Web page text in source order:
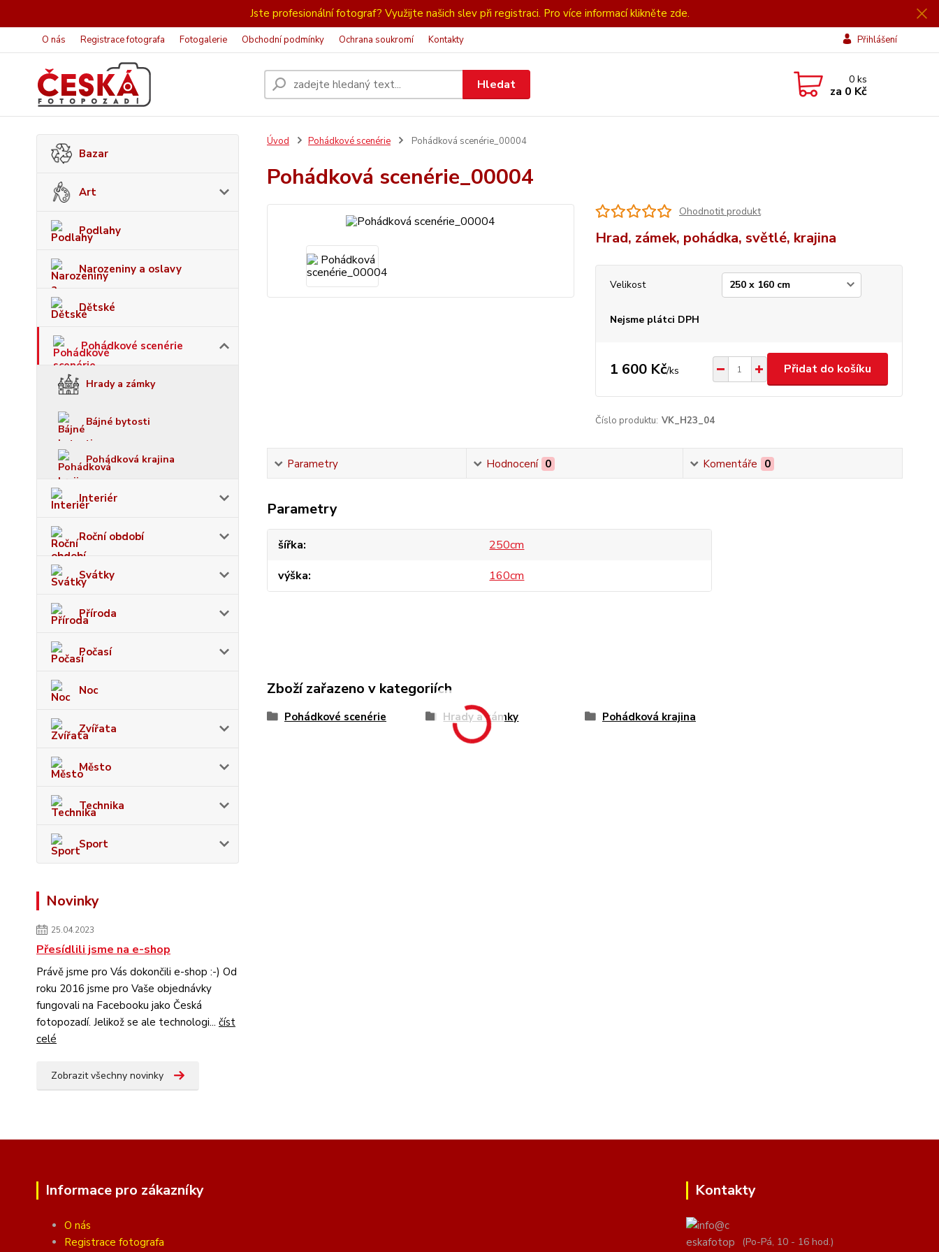
Jste profesionální fotograf? Využijte našich slev při registraci. Pro více informací klikněte zde.
O nás Registrace fotografa Fotogalerie Obchodní podmínky Ochrana soukromí Kontakty Přihlášení
Hledat 0ks
za 0 Kč
Bazar
Art
Podlahy
Narozeniny a oslavy
Dětské
Pohádkové scenérie
Hrady a zámky
Bájné bytosti
Pohádková krajina
Interiér
Roční období
Svátky
Příroda
Počasí
Noc
Zvířata
Město
Technika
Sport
Novinky
25.04.2023
Přesídlili jsme na e-shop
Právě jsme pro Vás dokončili e-shop :-) Od
roku 2016 jsme pro Vaše objednávky
fungovali na Facebooku jako Česká
fotopozadí. Jelikož se ale technologi... číst
celé
Zobrazit všechny novinky
Úvod Pohádkové scenérie Pohádková scenérie_00004
Pohádková scenérie_00004
Ohodnotit produkt
Hrad, zámek, pohádka, světlé, krajina
Velikost
Nejsme plátci DPH
1 600 Kč/ks Přidat do košíku
Číslo produktu: VK_H23_04
Parametry Hodnocení 0 Komentáře 0
Parametry
šířka
250cm
výška
160cm
Zboží zařazeno v kategoriích
Pohádkové scenérie Hrady a zámky Pohádková krajina
Informace pro zákazníky
O nás
Registrace fotografa
Kontakty
(Po-Pá, 10 - 16 hod.)